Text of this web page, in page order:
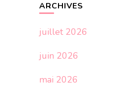
ARCHIVES
juillet 2026
juin 2026
mai 2026